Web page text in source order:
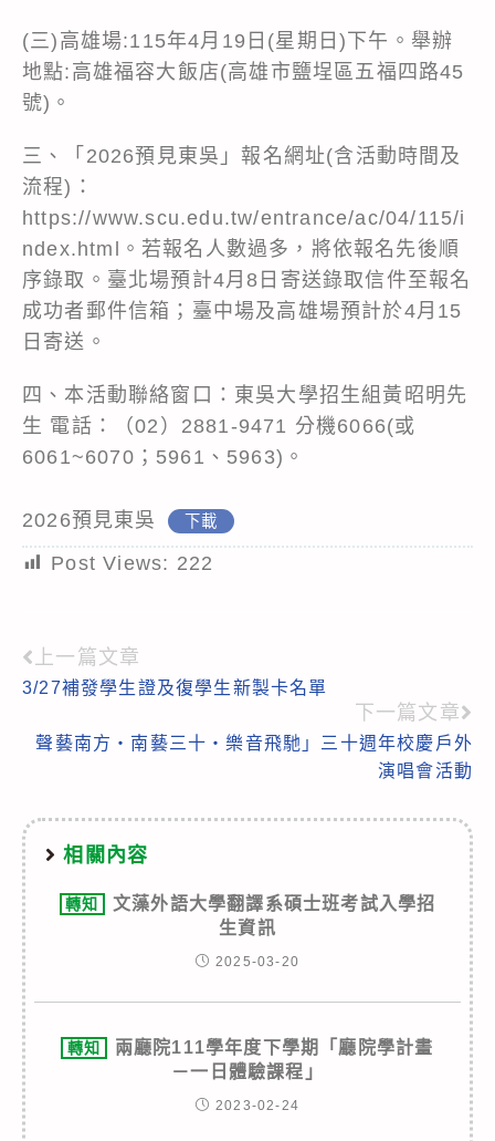
(三)高雄場:115年4月19日(星期日)下午。舉辦
地點:高雄福容大飯店(高雄市鹽埕區五福四路45
號)。
三、「2026預見東吳」報名網址(含活動時間及
流程)：
https://www.scu.edu.tw/entrance/ac/04/115/i
ndex.html。若報名人數過多，將依報名先後順
序錄取。臺北場預計4月8日寄送錄取信件至報名
成功者郵件信箱；臺中場及高雄場預計於4月15
日寄送。
四、本活動聯絡窗口：東吳大學招生組黃昭明先
生 電話：（02）2881-9471 分機6066(或
6061~6070；5961、5963)。
2026預見東吳 下載
Post Views: 222
Read
more
articles
上一篇文章
3/27補發學生證及復學生新製卡名單
下一篇文章
聲藝南方‧南藝三十‧樂音飛馳」三十週年校慶戶外
演唱會活動
相關內容
轉知
文藻外語大學翻譯系碩士班考試入學招
生資訊
2025-03-20
轉知
兩廳院111學年度下學期「廳院學計畫
－一日體驗課程」
2023-02-24